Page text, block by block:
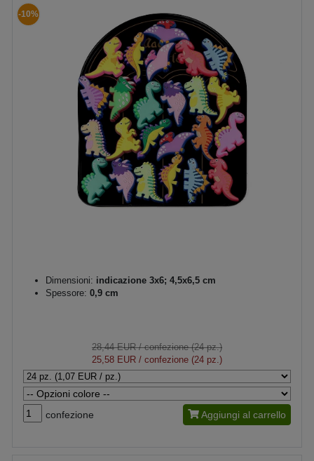
-10%
Dimensioni: indicazione 3x6; 4,5x6,5 cm
Spessore: 0,9 cm
28,44 EUR/ confezione (24 pz.)
25,58 EUR / confezione (24 pz.)
confezione Aggiungi al carrello